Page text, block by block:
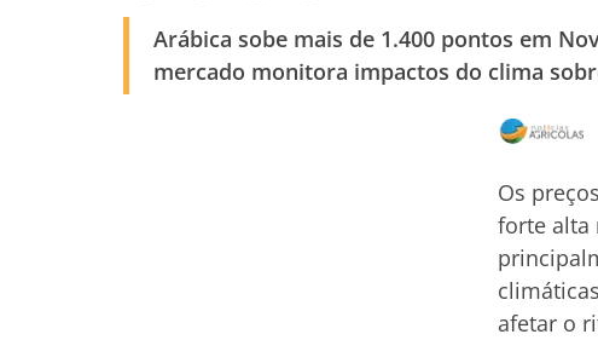
Arábica sobe mais de 1.400 pontos em
mercado monitora impactos do clima
Os
forte alta
afetar o